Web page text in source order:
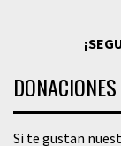
DONACIONES
Si te gustan